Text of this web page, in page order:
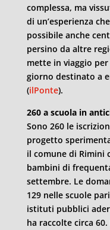
complessa, ma
di un’esperienza
possibile anche
persino da altre
mette in viaggio
giorno destinato a
(ilPonte).
260 a scuola in
Sono 260 le
progetto
il comune di Rimini
bambini di
settembre. Le
129 nelle scuole
istituti pubblici
ha raccolte circa